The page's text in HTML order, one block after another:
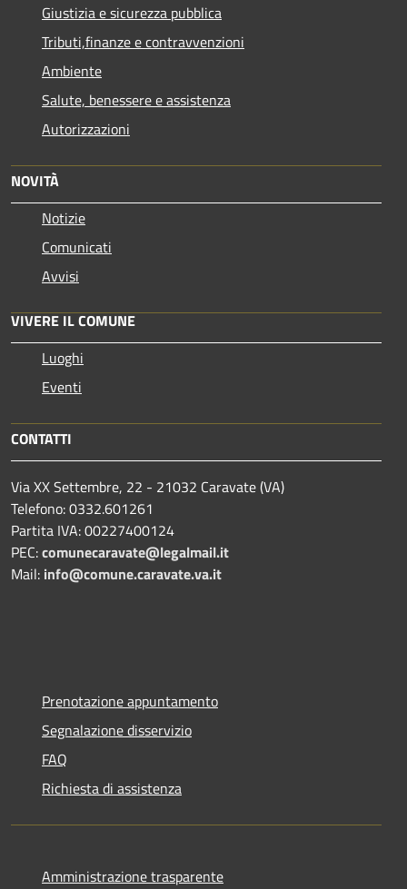
Giustizia e sicurezza pubblica
Tributi,finanze e contravvenzioni
Ambiente
Salute, benessere e assistenza
Autorizzazioni
NOVITÀ
Notizie
Comunicati
Avvisi
VIVERE IL COMUNE
Luoghi
Eventi
CONTATTI
Via XX Settembre, 22 - 21032 Caravate (VA)
Telefono: 0332.601261
Partita IVA: 00227400124
PEC:comunecaravate@legalmail.it
Mail: info@comune.caravate.va.it
Prenotazione appuntamento
Segnalazione disservizio
FAQ
Richiesta di assistenza
Amministrazione trasparente